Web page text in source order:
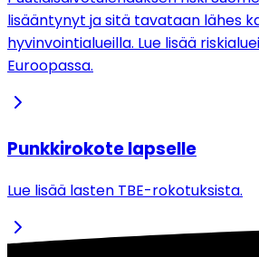
lisääntynyt ja sitä tavataan lähes
hyvinvointialueilla. Lue lisää
Euroopassa.
Punkkirokote lapselle
Lue lisää lasten TBE-rokotuksista.